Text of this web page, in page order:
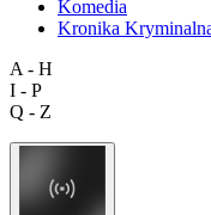
Komedia
Kronika
A - H
I - P
Q - Z